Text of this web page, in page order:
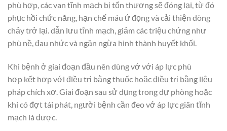
phù hợp, các van tĩnh mạch bị tổn thương sẽ đóng lại, từ đó
phục hồi chức năng, hạn chế máu ứ đọng và cải thiện dòng
chảy trở lại. dẫn lưu tĩnh mạch, giảm các triệu chứng như
phù nề, đau nhức và ngăn ngừa hình thành huyết khối.
Khi bệnh ở giai đoạn đầu nên dùng vớ với áp lực phù
hợp kết hợp với điều trị bằng thuốc hoặc điều trị bằng liệu
pháp chích xơ. Giai đoạn sau sử dụng trong dự phòng hoặc
khi có đợt tái phát, người bệnh cần đeo vớ áp lực giãn tĩnh
mạch là được.